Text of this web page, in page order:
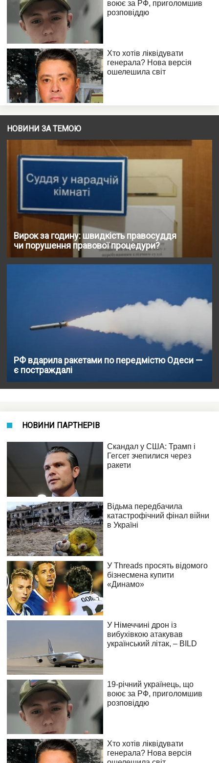
НОВИНИ ЗА ТЕМОЮ
Вирок за годину: швидкість правосуддя
чи порушення правової процедури?
РФ вдарила ракетами по передмістю Одеси —
є постраждалі
НОВИНИ ПАРТНЕРІВ